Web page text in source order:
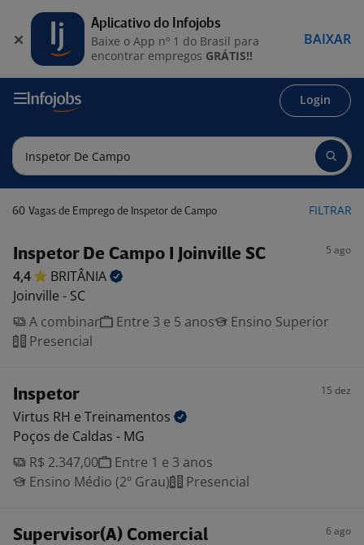
Login
60 Vagas de Emprego de Inspetor de Campo FILTRAR
Inspetor De Campo I Joinville SC 5 ago
4,4
BRITÂNIA
Joinville - SC
A combinar
Entre 3 e 5 anos
Ensino Superior
Presencial
Inspetor 15 dez
Virtus RH e Treinamentos
Poços de Caldas - MG
R$ 2.347,00
Entre 1 e 3 anos
Ensino Médio (2º Grau)
Presencial
Supervisor(A) Comercial 6 ago
Aplicativo do Infojobs
Baixe o App nº 1 do Brasil para
encontrar empregos GRÁTIS!!
BAIXAR